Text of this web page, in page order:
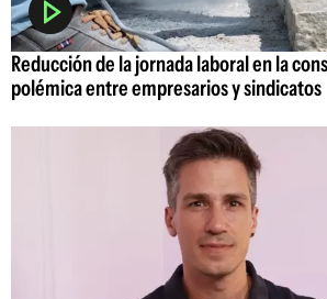
Reducción de la jornada laboral en la
polémica entre empresarios y sindicatos